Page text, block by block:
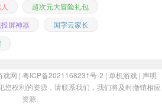
超次元大冒险礼包
屏神器
国字云家长
戏网 | 粤ICP备2021168231号-2 | 单机游戏 | 声明
您权利的资源，请联系我们，我们将及时撤销相应
资源.